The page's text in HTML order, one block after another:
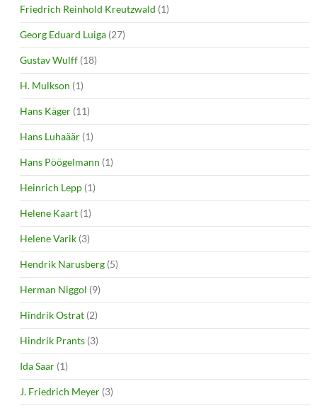
Friedrich Reinhold Kreutzwald (1)
Georg Eduard Luiga (27)
Gustav Wulff (18)
H. Mulkson (1)
Hans Käger (11)
Hans Luhaäär (1)
Hans Pöögelmann (1)
Heinrich Lepp (1)
Helene Kaart (1)
Helene Varik (3)
Hendrik Narusberg (5)
Herman Niggol (9)
Hindrik Ostrat (2)
Hindrik Prants (3)
Ida Saar (1)
J. Friedrich Meyer (3)